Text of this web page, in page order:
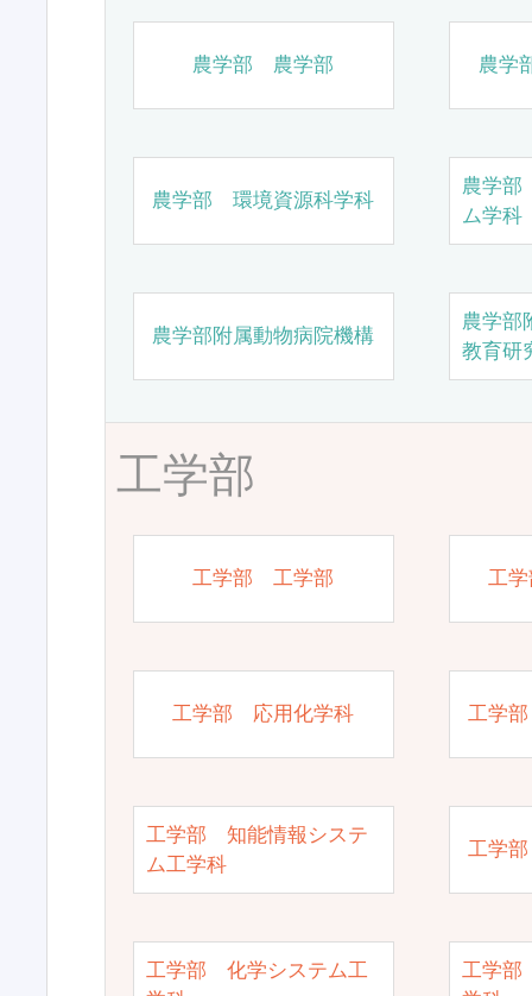
農学部 農学部 農学
農学部 環境資源科学科
農学
ム学科
農学部附属動物病院機構
農学部
教育研
工学部
工学部 工学部 工
工学部 応用化学科 工学
工学部 知能情報システ
ム工学科
工学
工学部 化学システム工
工学部